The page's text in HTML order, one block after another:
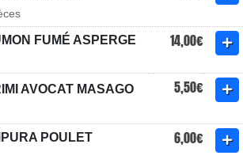
FUMÉ ASPERGE
14,00€
AVOCAT MASAGO 5,50€
POULET
6,00€